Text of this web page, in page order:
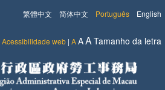
English
Português
简体中文
繁體中文
Acessibilidade web | AAATamanho da letra